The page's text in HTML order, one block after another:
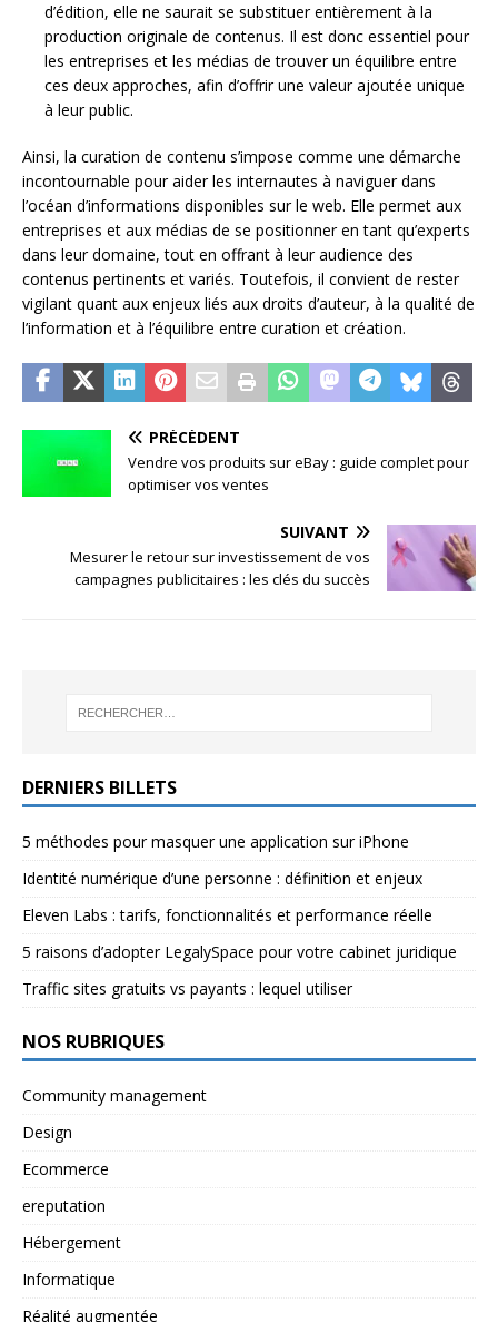
d’édition, elle ne saurait se substituer entièrement à la
production originale de contenus. Il est donc essentiel pour
les entreprises et les médias de trouver un équilibre entre
ces deux approches, afin d’offrir une valeur ajoutée unique
à leur public.
Ainsi, la curation de contenu s’impose comme une démarche
incontournable pour aider les internautes à naviguer dans
l’océan d’informations disponibles sur le web. Elle permet aux
entreprises et aux médias de se positionner en tant qu’experts
dans leur domaine, tout en offrant à leur audience des
contenus pertinents et variés. Toutefois, il convient de rester
vigilant quant aux enjeux liés aux droits d’auteur, à la qualité de
l’information et à l’équilibre entre curation et création.
PRÉCÉDENT
Vendre vos produits sur eBay : guide complet pour
optimiser vos ventes
SUIVANT
Mesurer le retour sur investissement de vos
campagnes publicitaires : les clés du succès
DERNIERS BILLETS
5 méthodes pour masquer une application sur iPhone
Identité numérique d’une personne : définition et enjeux
Eleven Labs : tarifs, fonctionnalités et performance réelle
5 raisons d’adopter LegalySpace pour votre cabinet juridique
Traffic sites gratuits vs payants : lequel utiliser
NOS RUBRIQUES
Community management
Design
Ecommerce
ereputation
Hébergement
Informatique
Réalité augmentée